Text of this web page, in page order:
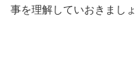
事を理解していおきましょ